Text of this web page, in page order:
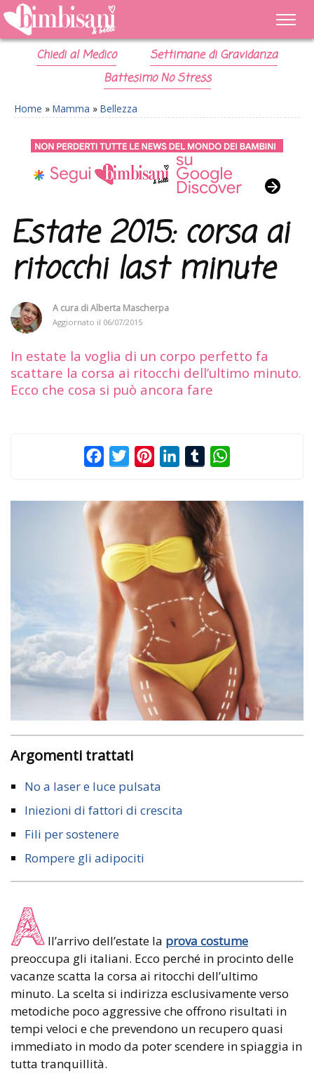
Chiedi al Medico
Settimane di Gravidanza
Battesimo No Stress
Home » Mamma » Bellezza
Estate 2015: corsa ai
ritocchi last minute
A cura diAlberta Mascherpa
Aggiornato il 06/07/2015
In estate la voglia di un corpo perfetto fa
scattare la corsa ai ritocchi dell’ultimo minuto.
Ecco che cosa si può ancora fare
FacebookTwitterPinterestLinkedInTumblr
Argomenti trattati
No a laser e luce pulsata
Iniezioni di fattori di crescita
Fili per sostenere
Rompere gli adipociti
A ll’arrivo dell’estate la prova costume
preoccupa gli italiani. Ecco perché in procinto delle
vacanze scatta la corsa ai ritocchi dell’ultimo
minuto. La scelta si indirizza esclusivamente verso
metodiche poco aggressive che offrono risultati in
tempi veloci e che prevendono un recupero quasi
immediato in modo da poter scendere in spiaggia in
tutta tranquillità.